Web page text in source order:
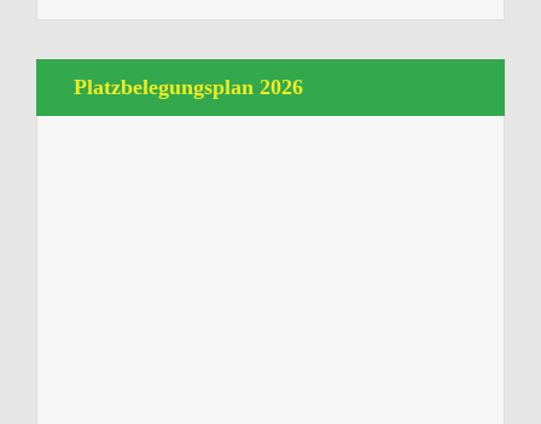
Platzbelegungsplan 2026